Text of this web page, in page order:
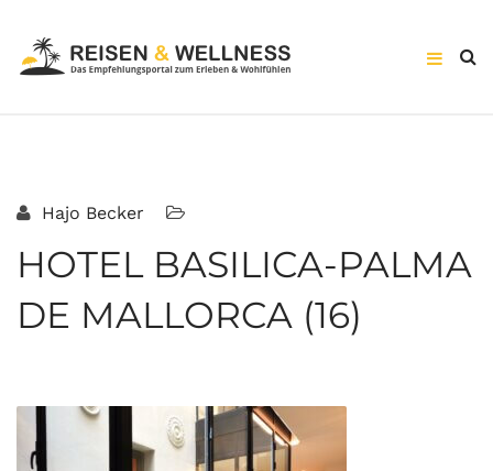
Hajo Becker
HOTEL BASILICA-PALMA
DE MALLORCA (16)